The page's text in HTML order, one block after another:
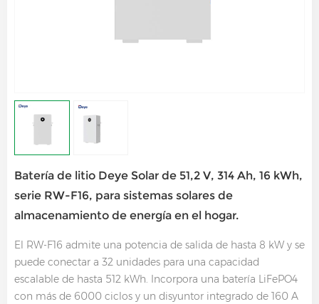
Batería de litio Deye Solar de 51,2 V, 314 Ah, 16 kWh,
serie RW-F16, para sistemas solares de
almacenamiento de energía en el hogar.
El RW-F16 admite una potencia de salida de hasta 8 kW y se
puede conectar a 32 unidades para una capacidad
escalable de hasta 512 kWh. Incorpora una batería LiFePO4
con más de 6000 ciclos y un disyuntor integrado de 160 A